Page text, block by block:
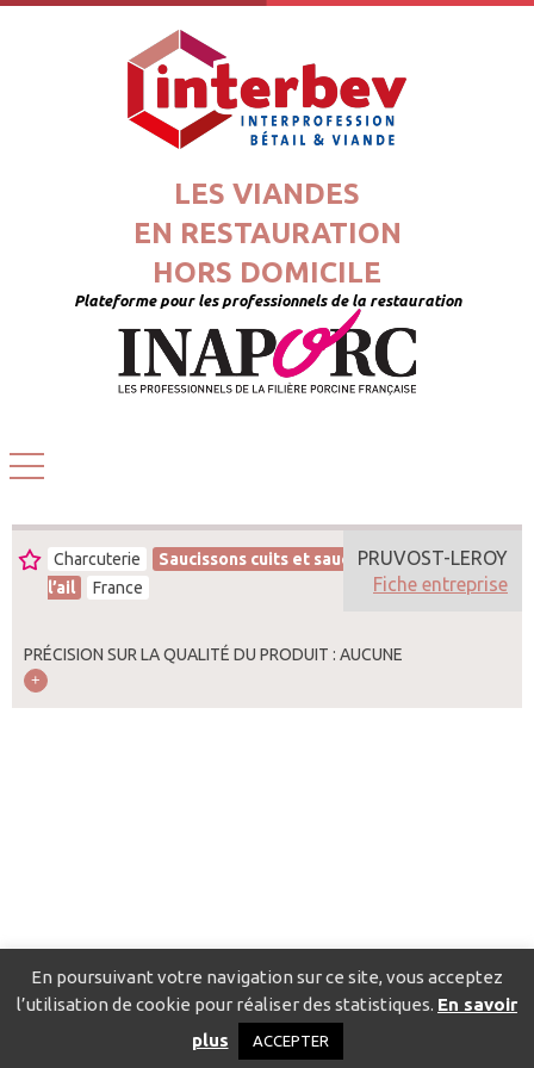
LES VIANDES
EN RESTAURATION
HORS DOMICILE
Plateforme pour les professionnels de la restauration
Charcuterie
Saucissons cuits et saucissons cuits à
l’ail
France
PRÉCISION SUR LA QUALITÉ DU PRODUIT : AUCUNE
PRUVOST-LEROY
Fiche entreprise
Catalogue pour localiser les fournisseurs
Politique de confidentialité
En poursuivant votre navigation sur ce site, vous acceptez
l’utilisation de cookie pour réaliser des statistiques. En savoir
plus
ACCEPTER